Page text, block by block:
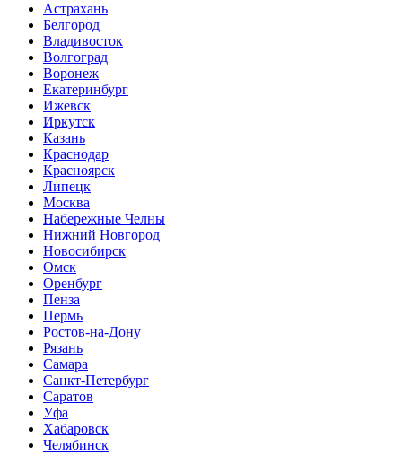
Астрахань
Белгород
Владивосток
Волгоград
Воронеж
Екатеринбург
Ижевск
Иркутск
Казань
Краснодар
Красноярск
Липецк
Москва
Набережные Челны
Нижний Новгород
Новосибирск
Омск
Оренбург
Пенза
Пермь
Ростов-на-Дону
Рязань
Самара
Санкт-Петербург
Саратов
Уфа
Хабаровск
Челябинск